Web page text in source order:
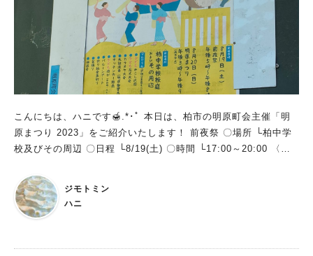
こんにちは、ハニです🍯.*･ﾟ 本日は、柏市の明原町会主催「明
原まつり 2023」をご紹介いたします！ 前夜祭 〇場所 └柏中学
校及びその周辺 〇日程 └8/19(土) 〇時間 └17:00～20:00 〈ス
→西口第三公園→西口第二公園→柏中学校) 19:00～20:00 子ど
も花火大会 明原まつり 〇場所 └柏中学校及びその周辺 〇日程
└8/20(日) 〇時間 └15:00～21:00 (雨天中止) 〈スケジュール〉
ジモトミン
ハニ